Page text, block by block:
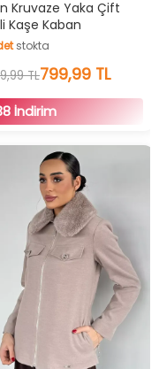
Videolu Ürün
Kruvaze Yaka Çift
Kaşe Kaban
stokta
stokta
TL799,99 TL
İndirim